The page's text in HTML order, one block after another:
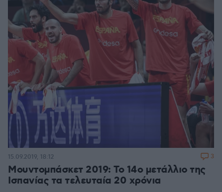
Μουντομπάσκετ 2019: To 14o μετάλλιο της
Ισπανίας τα τελευταία 20 χρόνια
15.09.2019, 18:12 3